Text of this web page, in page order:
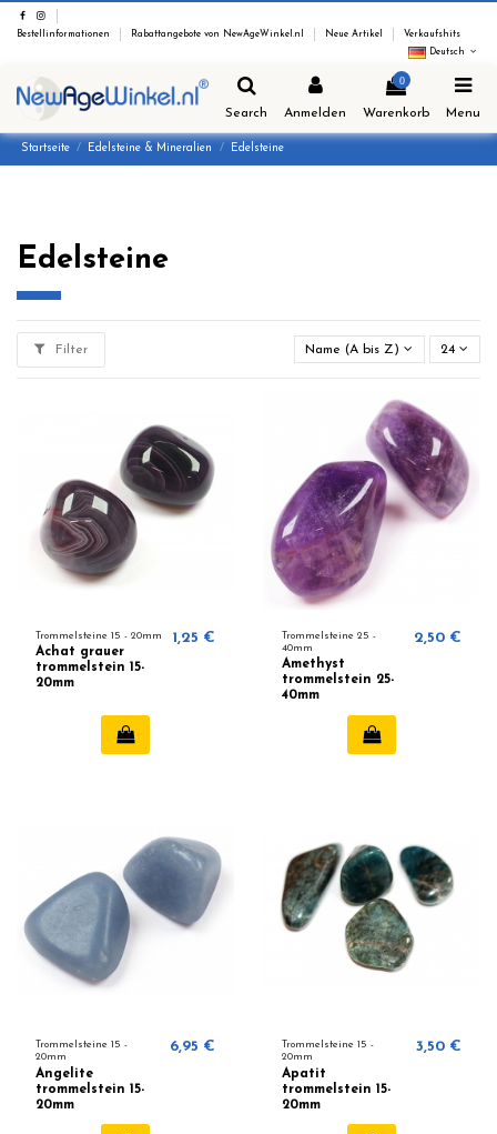
Bestellinformationen Rabattangebote von NewAgeWinkel.nl Neue Artikel
Verkaufshits
Deutsch
Search Anmelden
0
Warenkorb Menu
Startseite Edelsteine & Mineralien Edelsteine
Edelsteine
Filter Name (A bis Z) 24
Trommelsteine ​​15 - 20mm
Achat grauer
trommelstein 15-
20mm
1,25 €
Trommelsteine 25 -
40mm
Amethyst
trommelstein 25-
40mm
2,50 €
Trommelsteine ​​15 -
20mm
Angelite
trommelstein 15-
20mm
6,95 €
Trommelsteine ​​15 -
20mm
Apatit
trommelstein 15-
20mm
3,50 €